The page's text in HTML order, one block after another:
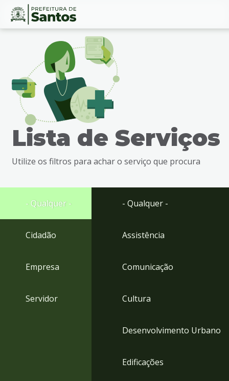
Ir
busca
Ir
rodapé
Conteúdo
Lista de Serviços
Utilize os filtros para achar o serviço que procura
- Qualquer -
Cidadão
Empresa
Servidor
- Qualquer -
Assistência
Comunicação
Cultura
Desenvolvimento Urbano
Edificações